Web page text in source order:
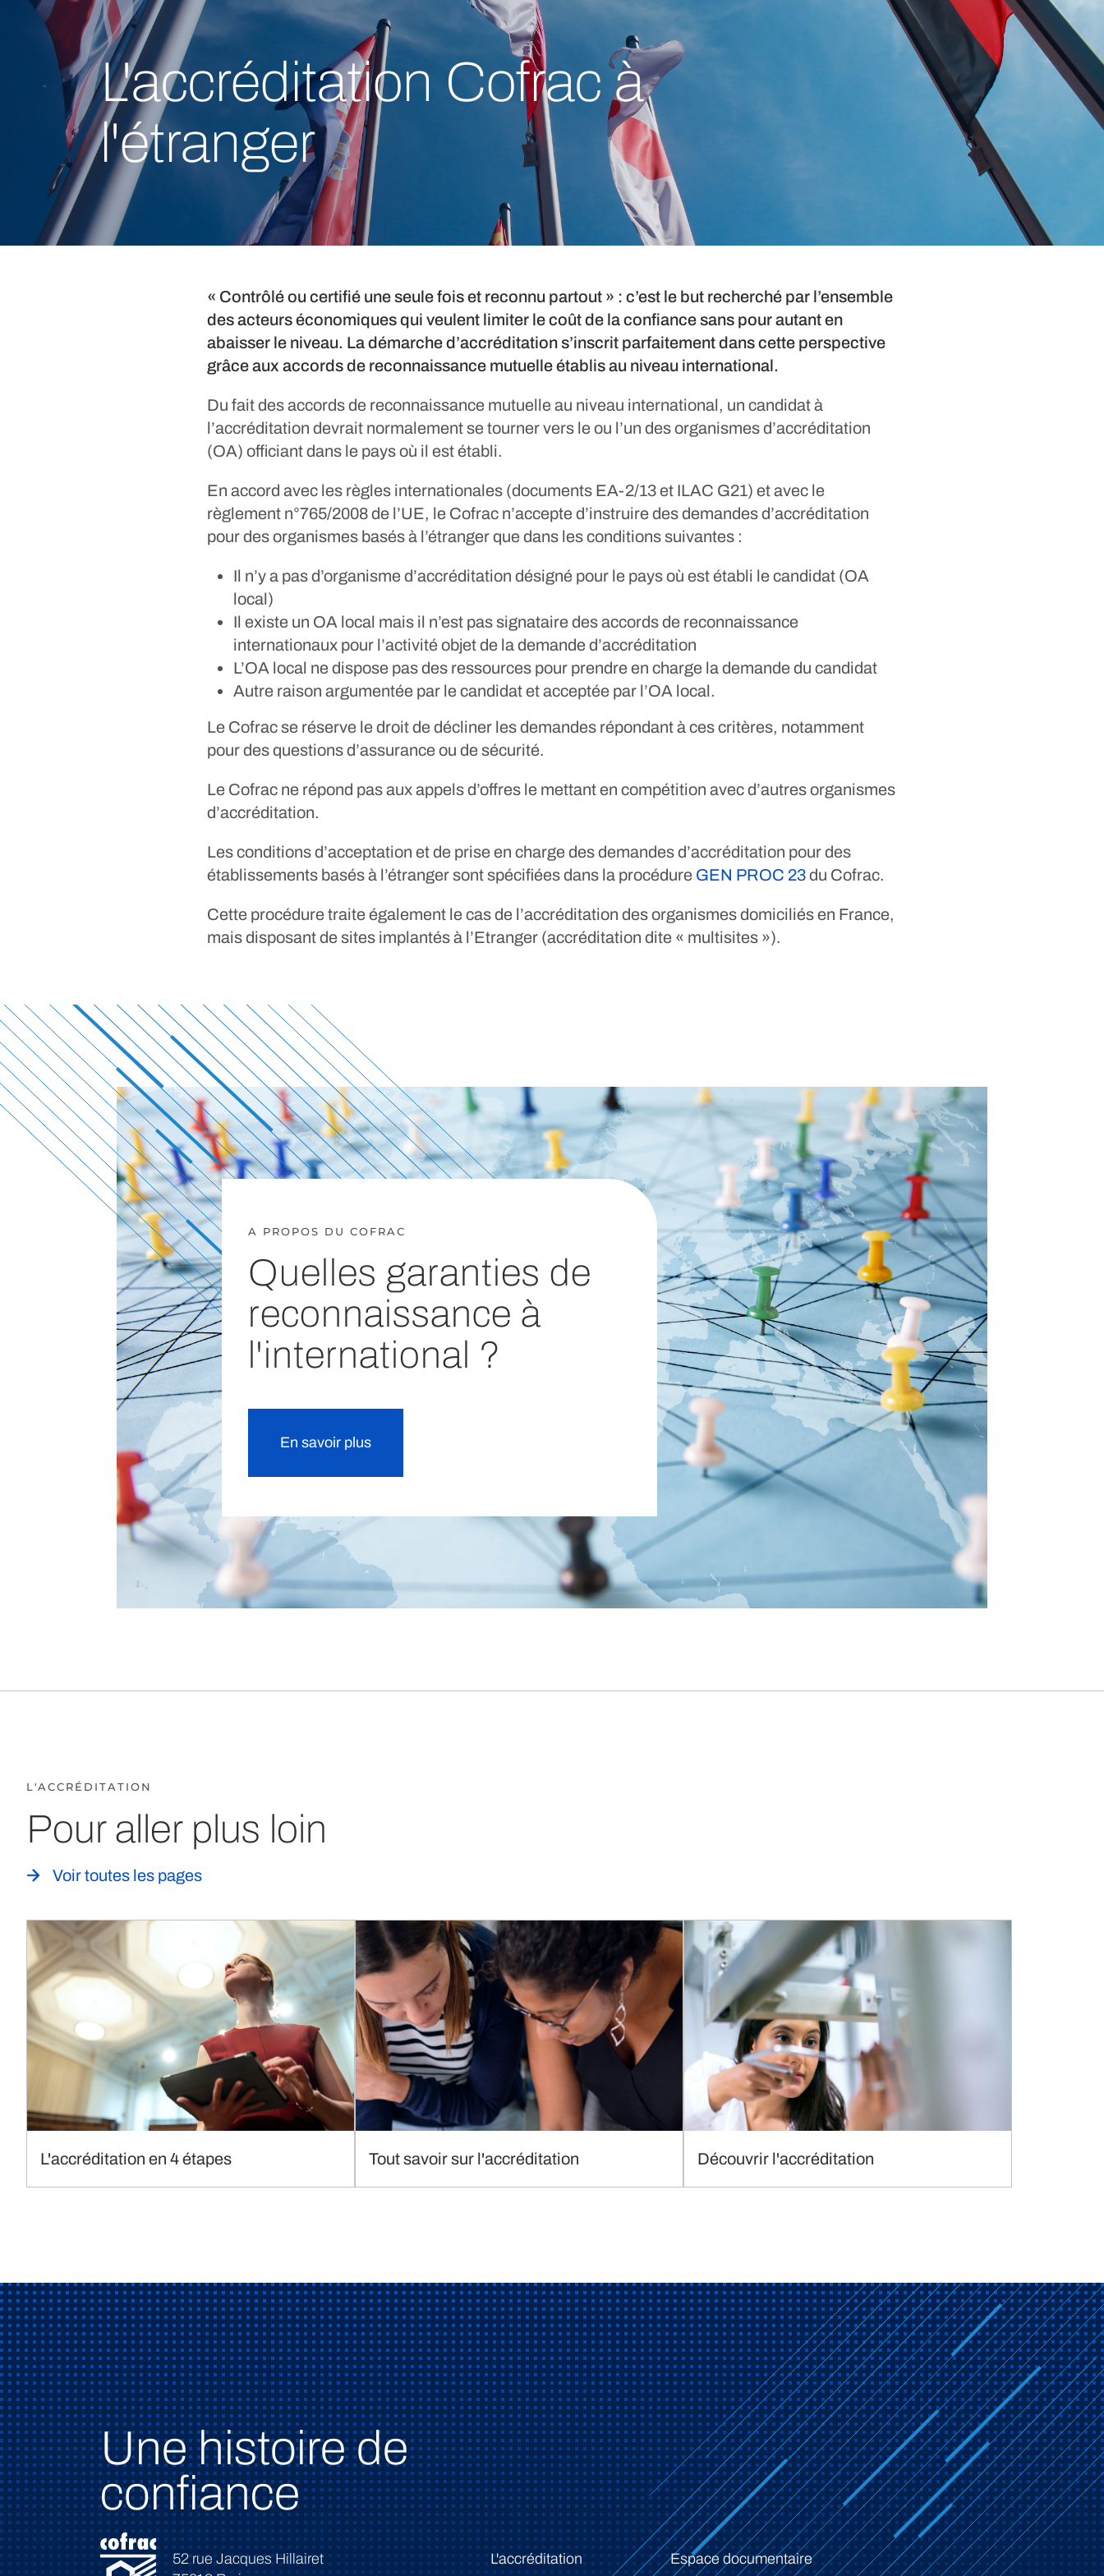
L'accréditation Cofrac à
l'étranger
« Contrôlé ou certifié une seule fois et reconnu partout » : c’est le but recherché par l’ensemble
des acteurs économiques qui veulent limiter le coût de la confiance sans pour autant en
abaisser le niveau. La démarche d’accréditation s’inscrit parfaitement dans cette perspective
grâce aux accords de reconnaissance mutuelle établis au niveau international.
Du fait des accords de reconnaissance mutuelle au niveau international, un candidat à
l’accréditation devrait normalement se tourner vers le ou l’un des organismes d’accréditation
(OA) officiant dans le pays où il est établi.
En accord avec les règles internationales (documents EA-2/13 et ILAC G21) et avec le
règlement n°765/2008 de l’UE, le Cofrac n’accepte d’instruire des demandes d’accréditation
pour des organismes basés à l’étranger que dans les conditions suivantes :
Il n’y a pas d’organisme d’accréditation désigné pour le pays où est établi le candidat (OA
local)
Il existe un OA local mais il n’est pas signataire des accords de reconnaissance
internationaux pour l’activité objet de la demande d’accréditation
L’OA local ne dispose pas des ressources pour prendre en charge la demande du candidat
Autre raison argumentée par le candidat et acceptée par l’OA local.
Le Cofrac se réserve le droit de décliner les demandes répondant à ces critères, notamment
pour des questions d’assurance ou de sécurité.
Le Cofrac ne répond pas aux appels d’offres le mettant en compétition avec d’autres organismes
d’accréditation.
Les conditions d’acceptation et de prise en charge des demandes d’accréditation pour des
établissements basés à l’étranger sont spécifiées dans la procédure GEN PROC 23du Cofrac.
Cette procédure traite également le cas de l’accréditation des organismes domiciliés en France,
mais disposant de sites implantés à l’Etranger (accréditation dite « multisites »).
A PROPOS DU COFRAC
Quelles garanties de
reconnaissance à
l'international ?
En savoir plus
L'ACCRÉDITATION
Pour aller plus loin
Voir toutes les pages
L'accréditation en 4 étapes Tout savoir sur l'accréditation Découvrir l'accréditation
Une histoire de
confiance
52 rue Jacques Hillairet
L'accréditation Espace documentaire